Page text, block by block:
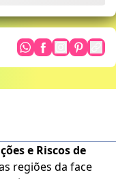
e Riscos de
regiões da face